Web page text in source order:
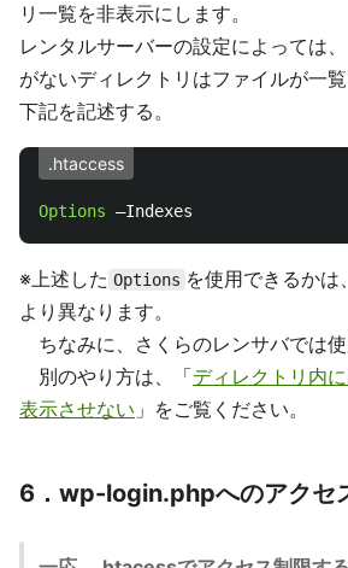
リ一覧を非表示にします。
レンタルサーバーの設定によっては
がないディレクトリはファイルが一覧
下記を記述する。
.htaccess
Options
※上述した Options を使用できるかは
より異なります。
ちなみに、さくらのレンサバでは使
別のやり方は、「ディレクトリ内
表示させない 」をご覧ください。
6．wp-login.phpへのアクセ